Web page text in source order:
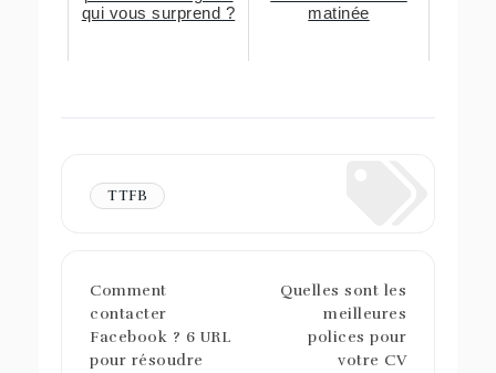
qui vous surprend ?
matinée
TTFB
Comment
contacter
Facebook ? 6 URL
pour résoudre
Quelles sont les
meilleures
polices pour
votre CV